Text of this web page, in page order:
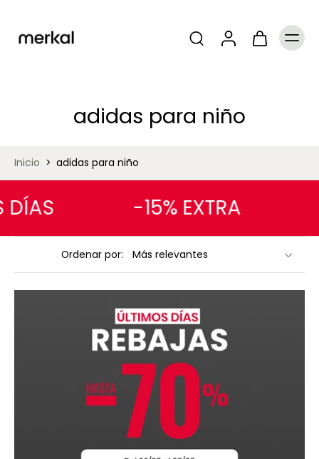
adidas para niño
Inicio > adidas para niño
-15% EXTRA
Ordenar por: